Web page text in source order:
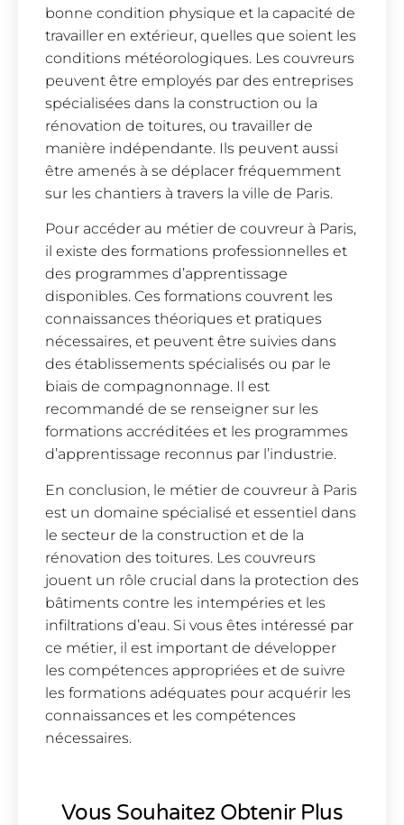
bonne condition physique et la capacité de
travailler en extérieur, quelles que soient les
conditions météorologiques. Les couvreurs
peuvent être employés par des entreprises
spécialisées dans la construction ou la
rénovation de toitures, ou travailler de
manière indépendante. Ils peuvent aussi
être amenés à se déplacer fréquemment
sur les chantiers à travers la ville de Paris.
Pour accéder au métier de couvreur à Paris,
il existe des formations professionnelles et
des programmes d’apprentissage
disponibles. Ces formations couvrent les
connaissances théoriques et pratiques
nécessaires, et peuvent être suivies dans
des établissements spécialisés ou par le
biais de compagnonnage. Il est
recommandé de se renseigner sur les
formations accréditées et les programmes
d’apprentissage reconnus par l’industrie.
En conclusion, le métier de couvreur à Paris
est un domaine spécialisé et essentiel dans
le secteur de la construction et de la
rénovation des toitures. Les couvreurs
jouent un rôle crucial dans la protection des
bâtiments contre les intempéries et les
infiltrations d’eau. Si vous êtes intéressé par
ce métier, il est important de développer
les compétences appropriées et de suivre
les formations adéquates pour acquérir les
connaissances et les compétences
nécessaires.
Vous Souhaitez Obtenir Plus